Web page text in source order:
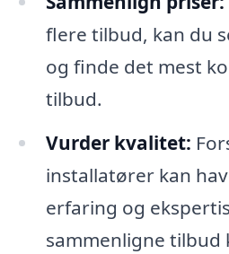
flere tilbud, kan du
og finde det mest
tilbud.
Vurder kvalitet:
installatører kan
erfaring og
sammenligne tilbud